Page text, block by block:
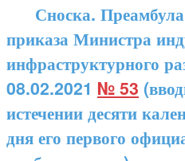
Сноска. Преамбула
приказа Министра
инфраструктурного
08.02.2021 № 53
истечении десяти
дня его первого